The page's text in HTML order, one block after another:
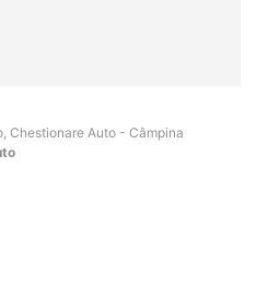
Chestionare Auto - Câmpina